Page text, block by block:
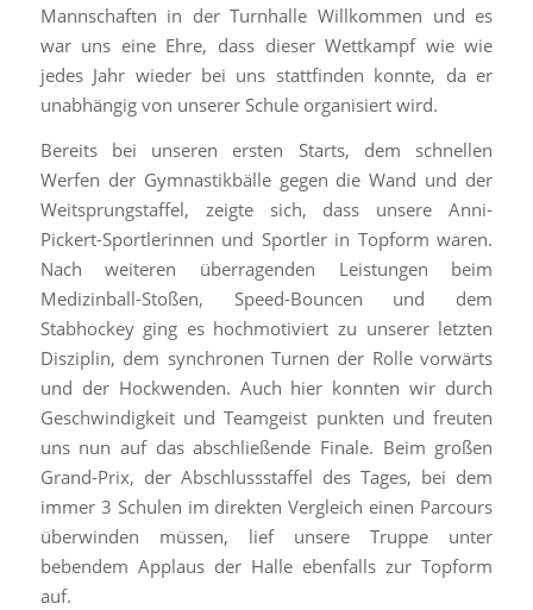
Mannschaften in der Turnhalle Willkommen und es
war uns eine Ehre, dass dieser Wettkampf wie wie
jedes Jahr wieder bei uns stattfinden konnte, da er
unabhängig von unserer Schule organisiert wird.
Bereits bei unseren ersten Starts, dem schnellen
Werfen der Gymnastikbälle gegen die Wand und der
Weitsprungstaffel, zeigte sich, dass unsere Anni-
Pickert-Sportlerinnen und Sportler in Topform waren.
Nach weiteren überragenden Leistungen beim
Medizinball-Stoßen, Speed-Bouncen und dem
Stabhockey ging es hochmotiviert zu unserer letzten
Disziplin, dem synchronen Turnen der Rolle vorwärts
und der Hockwenden. Auch hier konnten wir durch
Geschwindigkeit und Teamgeist punkten und freuten
uns nun auf das abschließende Finale. Beim großen
Grand-Prix, der Abschlussstaffel des Tages, bei dem
immer 3 Schulen im direkten Vergleich einen Parcours
überwinden müssen, lief unsere Truppe unter
bebendem Applaus der Halle ebenfalls zur Topform
auf.